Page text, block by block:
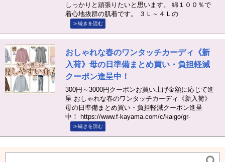
しっかりと頑張りたいと思います。 綿１００％で
着心地抜群の肌着です。 ３Ｌ～４Ｌの
≫続きを読む
おしゃれな春のワンタッチカーディ《新
入荷》母の日準備まとめ買い・負担軽減
クーポン進呈中！
300円～3000円クーポンお買い上げ金額に応じて進
呈 おしゃれな春のワンタッチカーディ《新入荷》
母の日準備まとめ買い・負担軽減クーポン進呈
中！ https://www.f-kayama.com/c/kaigo/gr-
≫続きを読む